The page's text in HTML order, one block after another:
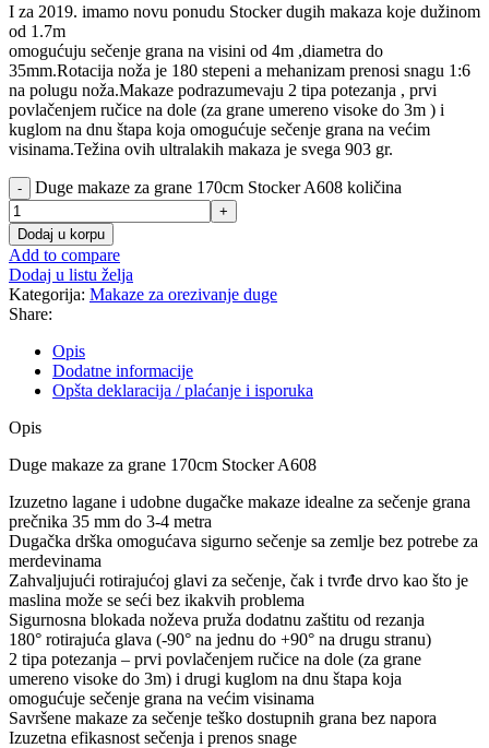
I za 2019. imamo novu ponudu Stocker dugih makaza koje dužinom
od 1.7m
omogućuju sečenje grana na visini od 4m ,diametra do
35mm.Rotacija noža je 180 stepeni a mehanizam prenosi snagu 1:6
na polugu noža.Makaze podrazumevaju 2 tipa potezanja , prvi
povlačenjem ručice na dole (za grane umereno visoke do 3m ) i
kuglom na dnu štapa koja omogućuje sečenje grana na većim
visinama.Težina ovih ultralakih makaza je svega 903 gr.
Duge makaze za grane 170cm Stocker A608 količina
Dodaj u korpu
Add to compare
Dodaj u listu želja
Kategorija: Makaze za orezivanje duge
Share:
Opis
Dodatne informacije
Opšta deklaracija / plaćanje i isporuka
Opis
Duge makaze za grane 170cm Stocker A608
Izuzetno lagane i udobne dugačke makaze idealne za sečenje grana
prečnika 35 mm do 3-4 metra
Dugačka drška omogućava sigurno sečenje sa zemlje bez potrebe za
merdevinama
Zahvaljujući rotirajućoj glavi za sečenje, čak i tvrđe drvo kao što je
maslina može se seći bez ikakvih problema
Sigurnosna blokada noževa pruža dodatnu zaštitu od rezanja
180° rotirajuća glava (-90° na jednu do +90° na drugu stranu)
2 tipa potezanja – prvi povlačenjem ručice na dole (za grane
umereno visoke do 3m) i drugi kuglom na dnu štapa koja
omogućuje sečenje grana na većim visinama
Savršene makaze za sečenje teško dostupnih grana bez napora
Izuzetna efikasnost sečenja i prenos snage